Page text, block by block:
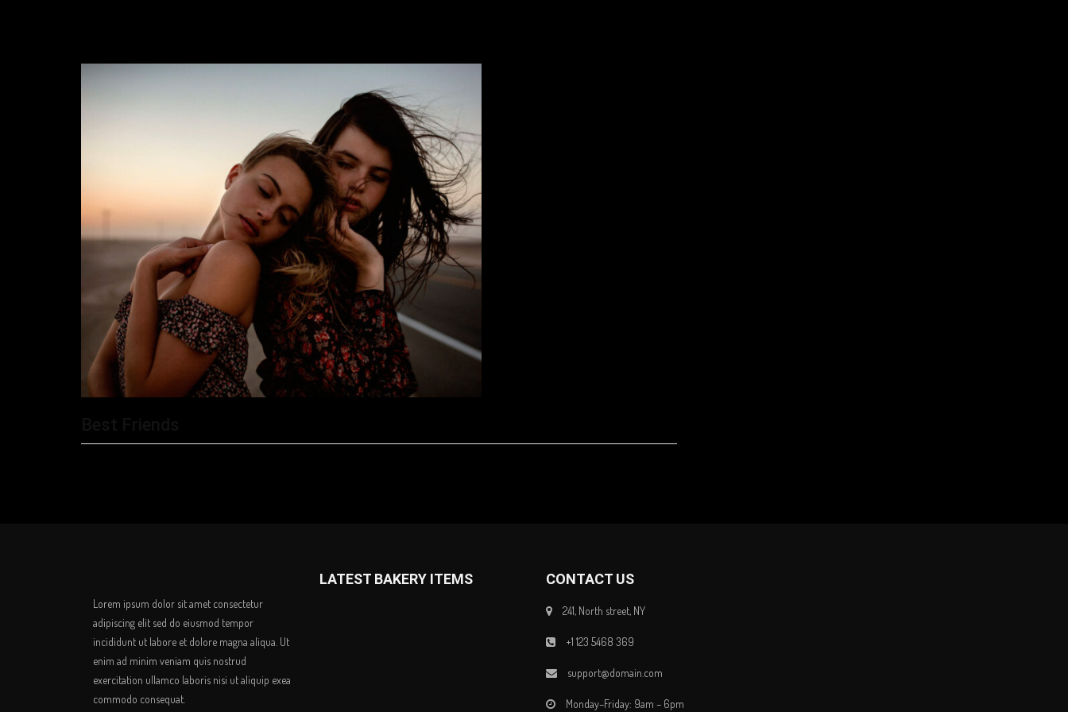
Lorem ipsum dolor sit amet consectetur
adipiscing elit sed do eiusmod tempor
incididunt ut labore et dolore magna aliqua. Ut
enim ad minim veniam quis nostrud
exercitation ullamco laboris nisi ut aliquip exea
commodo consequat.
LATEST BAKERY ITEMS CONTACT US
241, North street, NY
+1 123 5468 369
support@domain.com
Monday–Friday: 9am – 6pm